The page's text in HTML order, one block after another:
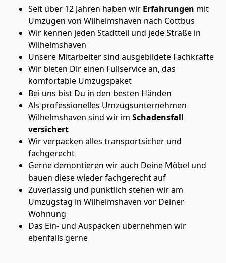
Seit über 12 Jahren haben wir Erfahrungen mit
Umzügen von Wilhelmshaven nach Cottbus
Wir kennen jeden Stadtteil und jede Straße in
Wilhelmshaven
Unsere Mitarbeiter sind ausgebildete Fachkräfte
Wir bieten Dir einen Fullservice an, das
komfortable Umzugspaket
Bei uns bist Du in den besten Händen
Als professionelles Umzugsunternehmen
Wilhelmshaven sind wir im Schadensfall
versichert
Wir verpacken alles transportsicher und
fachgerecht
Gerne demontieren wir auch Deine Möbel und
bauen diese wieder fachgerecht auf
Zuverlässig und pünktlich stehen wir am
Umzugstag in Wilhelmshaven vor Deiner
Wohnung
Das Ein- und Auspacken übernehmen wir
ebenfalls gerne